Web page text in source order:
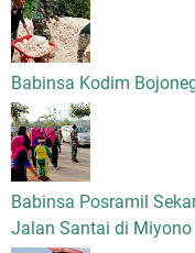
Babinsa Kodim
Babinsa Posramil
Jalan Santai di Miyono